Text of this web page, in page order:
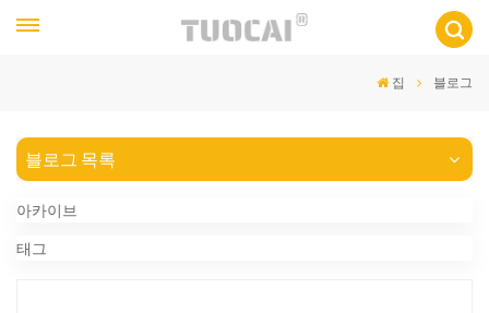
집 블로그
블로그 목록
아카이브
태그